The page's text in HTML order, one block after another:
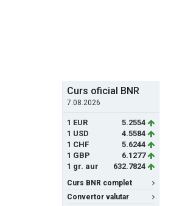
Curs oficial BNR
7.08.2026
1 EUR
5.2554
1 USD
4.5584
1 CHF
5.6244
1 GBP
6.1277
1 gr. aur
632.7824
Curs BNR complet
Convertor valutar